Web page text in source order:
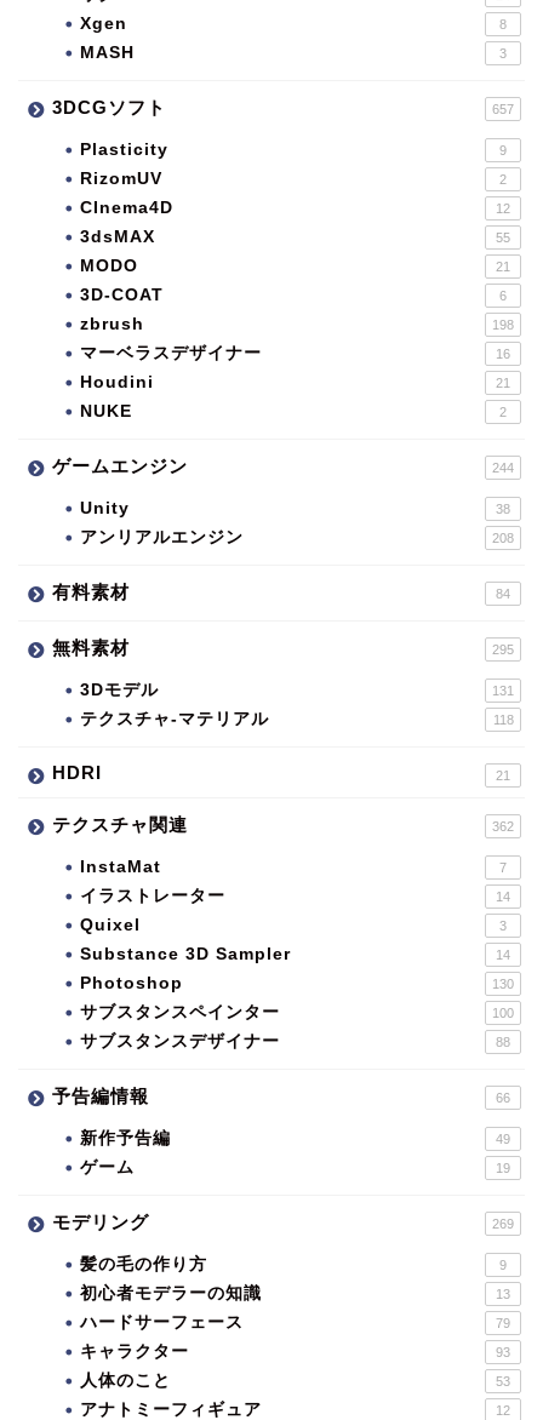
Xgen 8
MASH 3
3DCGソフト 657
Plasticity 9
RizomUV 2
CInema4D 12
3dsMAX 55
MODO 21
3D-COAT 6
zbrush 198
マーベラスデザイナー 16
Houdini 21
NUKE 2
ゲームエンジン 244
Unity 38
アンリアルエンジン 208
有料素材 84
無料素材 295
3Dモデル 131
テクスチャ-マテリアル 118
HDRI 21
テクスチャ関連 362
InstaMat 7
イラストレーター 14
Quixel 3
Substance 3D Sampler 14
Photoshop 130
サブスタンスペインター 100
サブスタンスデザイナー 88
予告編情報 66
新作予告編 49
ゲーム 19
モデリング 269
髪の毛の作り方 9
初心者モデラーの知識 13
ハードサーフェース 79
キャラクター 93
人体のこと 53
アナトミーフィギュア 12